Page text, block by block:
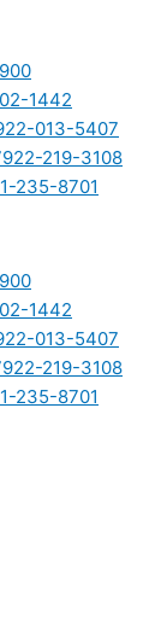
1442
013-5407
219-3108
235-8701
1442
013-5407
219-3108
235-8701